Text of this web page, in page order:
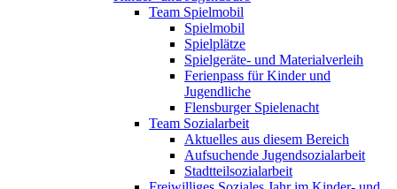
Team Spielmobil
Spielmobil
Spielplätze
Spielgeräte- und Materialverleih
Ferienpass für Kinder und
Jugendliche
Flensburger Spielenacht
Team Sozialarbeit
Aktuelles aus diesem Bereich
Aufsuchende Jugendsozialarbeit
Stadtteilsozialarbeit